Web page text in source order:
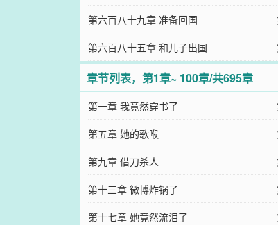
第六百八十九章 准备回国
第六百八十五章 和儿子出国
章节列表，第1章~ 100章/共695章
第一章 我竟然穿书了
第五章 她的歌喉
第九章 借刀杀人
第十三章 微博炸锅了
第十七章 她竟然流泪了